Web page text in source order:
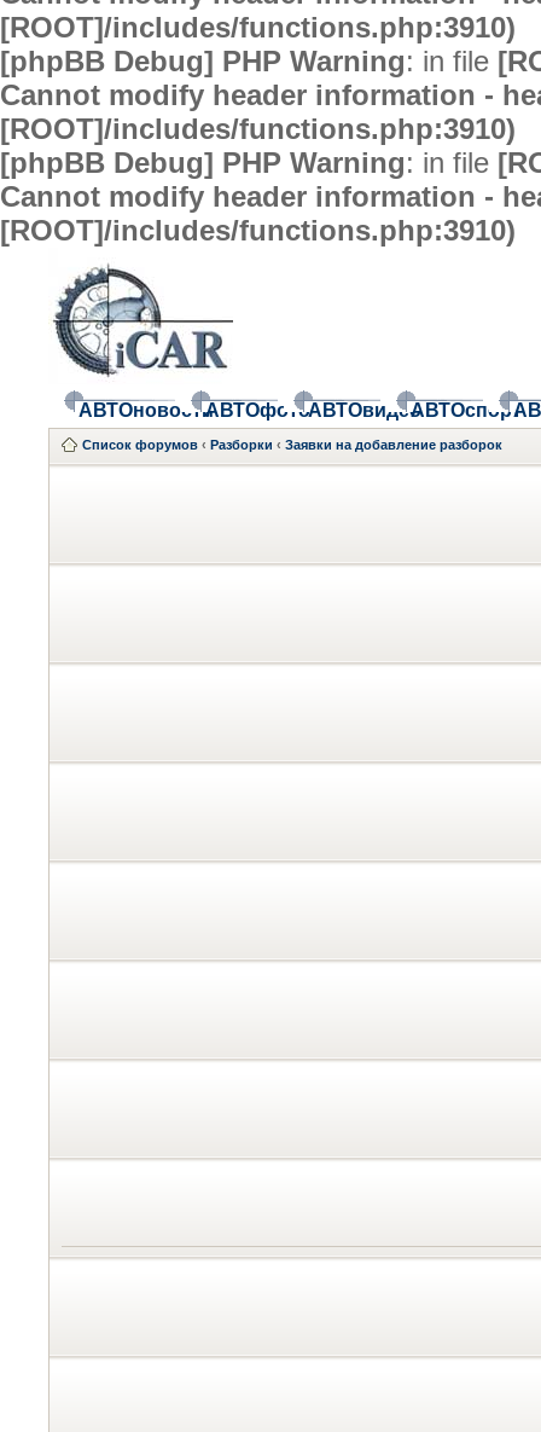
[ROOT]/includes/functions.php:3910)
[phpBB Debug] PHP Warning: in file
Cannot modify header information -
[ROOT]/includes/functions.php:3910)
[phpBB Debug] PHP Warning: in file
Cannot modify header information -
[ROOT]/includes/functions.php:3910)
АВТОновостиАВТОфотоАВТОвидеоАВТОспорт
Список форумов ‹ Разборки ‹ Заявки на добавление разборок